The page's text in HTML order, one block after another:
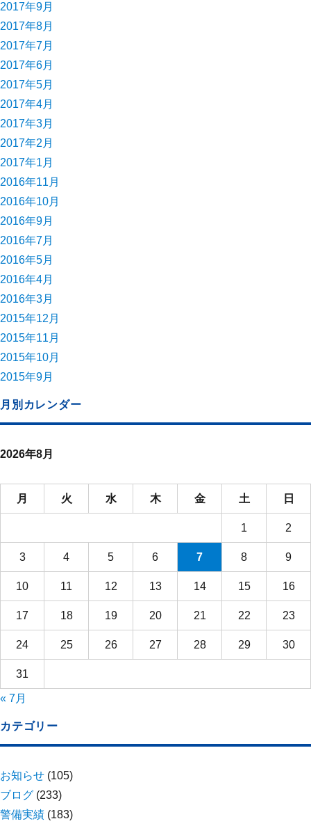
2017年9月
2017年8月
2017年7月
2017年6月
2017年5月
2017年4月
2017年3月
2017年2月
2017年1月
2016年11月
2016年10月
2016年9月
2016年7月
2016年5月
2016年4月
2016年3月
2015年12月
2015年11月
2015年10月
2015年9月
月別カレンダー
2026年8月
月 火 水 木 金 土 日
1 2
3 4 5 6 7 8 9
10 11 12 13 14 15 16
17 18 19 20 21 22 23
24 25 26 27 28 29 30
31
« 7月
カテゴリー
お知らせ (105)
ブログ (233)
警備実績 (183)